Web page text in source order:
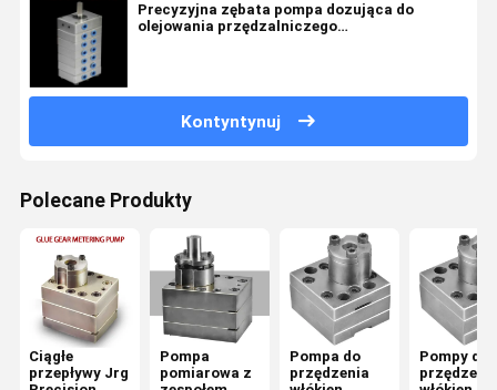
Precyzyjna zębata pompa dozująca do
olejowania przędzalniczego
Kontyntynuj
Polecane Produkty
Ciągłe
przepływy Jrg
Pompa
pomiarowa z
Pompa do
przędzenia
Pompy do